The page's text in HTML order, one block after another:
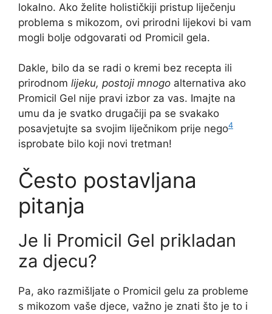
lokalno. Ako želite holističkiji pristup liječenju
problema s mikozom, ovi prirodni lijekovi bi vam
mogli bolje odgovarati od Promicil gela.
Dakle, bilo da se radi o kremi bez recepta ili
prirodnom lijeku, postoji mnogo alternativa ako
Promicil Gel nije pravi izbor za vas. Imajte na
umu da je svatko drugačiji pa se svakako
posavjetujte sa svojim liječnikom prije nego4
isprobate bilo koji novi tretman!
Često postavljana
pitanja
Je li Promicil Gel prikladan
za djecu?
Pa, ako razmišljate o Promicil gelu za probleme
s mikozom vaše djece, važno je znati što je to i